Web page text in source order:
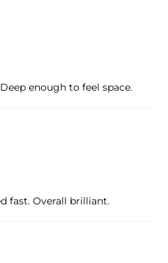
enough to feel space.
fast. Overall brilliant.